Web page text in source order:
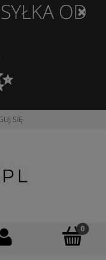
OD
SIĘ